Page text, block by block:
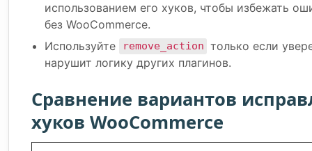
использованием его хуков, чтобы избежать
без WooCommerce.
Используйте
remove_action только если
нарушит логику других плагинов.
Сравнение вариантов
хуков WooCommerce